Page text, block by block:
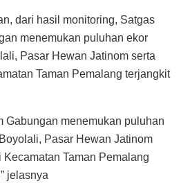
dari hasil monitoring, Satgas
menemukan puluhan ekor
Pasar Hewan Jatinom serta
Taman Pemalang terjangkit
Gabungan menemukan puluhan
Pasar Hewan Jatinom
Taman Pemalang
jelasnya